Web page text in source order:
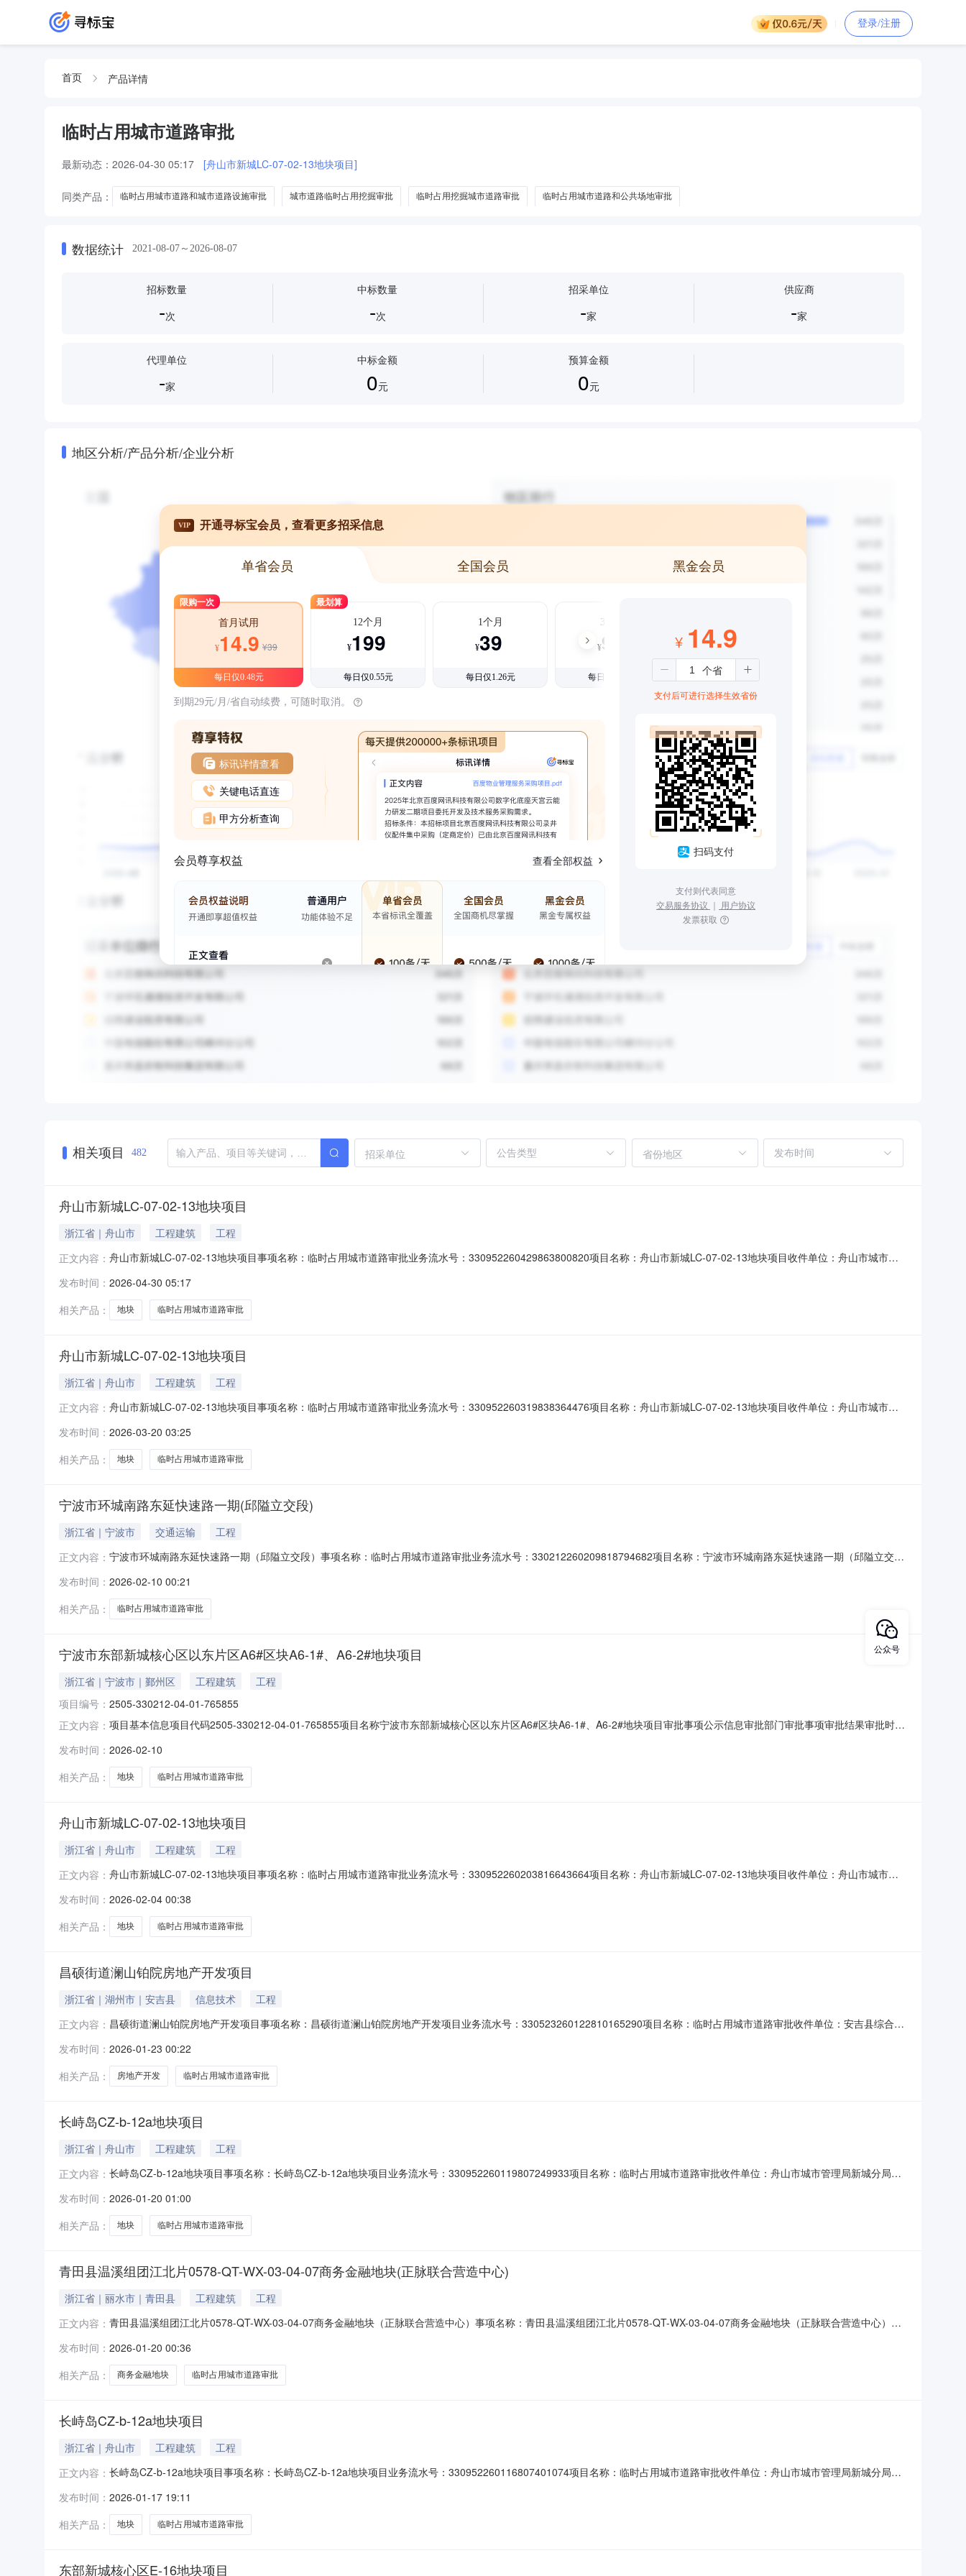
登录/注册
首页 产品详情
临时占用城市道路审批
最新动态： 2026-04-30 05:17 [舟山市新城LC-07-02-13地块项目]
同类产品： 临时占用城市道路和城市道路设施审批 城市道路临时占用挖掘审批 临时占用挖掘城市道路审批 临时占用城市道路和公共场地审批
数据统计 2021-08-07～2026-08-07
招标数量
-次
中标数量
-次
招采单位
-家
供应商
-家
代理单位
-家
中标金额
0元
预算金额
0元
地区分析/产品分析/企业分析
VIP 开通寻标宝会员，查看更多招采信息
单省会员 全国会员 黑金会员
限购一次
首月试用
¥14.9 ¥39
每日仅0.48元
最划算
12个月
¥199
每日仅0.55元
1个月
¥39
每日仅1.26元
3个月
¥99
每日仅1.08元
到期29元/月/省自动续费，可随时取消。
标讯详情查看
关键电话直连
甲方分析查询
会员尊享权益 查看全部权益
¥ 14.9
支付后可进行选择生效省份
扫码支付
支付则代表同意
交易服务协议 ｜ 用户协议
发票获取
相关项目 482 招采单位 省份地区
舟山市新城LC-07-02-13地块项目
浙江省｜舟山市 工程建筑
工程
正文内容： 舟山市新城LC-07-02-13地块项目事项名称：临时占用城市道路审批业务流水号：330952260429863800820项目名称：舟山市新城LC-07-02-13地块项目收件单位：舟山市城市管
发布时间： 2026-04-30 05:17
相关产品：
地块 临时占用城市道路审批
舟山市新城LC-07-02-13地块项目
浙江省｜舟山市 工程建筑
工程
正文内容： 舟山市新城LC-07-02-13地块项目事项名称：临时占用城市道路审批业务流水号：330952260319838364476项目名称：舟山市新城LC-07-02-13地块项目收件单位：舟山市城市管
发布时间： 2026-03-20 03:25
相关产品：
地块 临时占用城市道路审批
宁波市环城南路东延快速路一期(邱隘立交段)
浙江省｜宁波市 交通运输
工程
正文内容： 宁波市环城南路东延快速路一期（邱隘立交段）事项名称：临时占用城市道路审批业务流水号：330212260209818794682项目名称：宁波市环城南路东延快速路一期（邱隘立交
发布时间： 2026-02-10 00:21
相关产品：
临时占用城市道路审批
宁波市东部新城核心区以东片区A6#区块A6-1#、A6-2#地块项目
浙江省｜宁波市｜鄞州区 工程建筑
工程
项目编号： 2505-330212-04-01-765855
正文内容： 项目基本信息项目代码2505-330212-04-01-765855项目名称宁波市东部新城核心区以东片区A6#区块A6-1#、A6-2#地块项目审批事项公示信息审批部门审批事项审批结果审批时间
审批部门审批事项审批结果审批时间审批文号宁波市自然资源和规划局鄞州分局建设工程（含临时建设）规划许可证核发通过2025/1
发布时间： 2026-02-10
相关产品：
地块 临时占用城市道路审批
舟山市新城LC-07-02-13地块项目
浙江省｜舟山市 工程建筑
工程
正文内容： 舟山市新城LC-07-02-13地块项目事项名称：临时占用城市道路审批业务流水号：330952260203816643664项目名称：舟山市新城LC-07-02-13地块项目收件单位：舟山市城市管
发布时间： 2026-02-04 00:38
相关产品：
地块 临时占用城市道路审批
昌硕街道澜山铂院房地产开发项目
浙江省｜湖州市｜安吉县 信息技术
工程
正文内容： 昌硕街道澜山铂院房地产开发项目事项名称：昌硕街道澜山铂院房地产开发项目业务流水号：330523260122810165290项目名称：临时占用城市道路审批收件单位：安吉县综合行
发布时间： 2026-01-23 00:22
相关产品：
房地产开发 临时占用城市道路审批
长峙岛CZ-b-12a地块项目
浙江省｜舟山市 工程建筑
工程
正文内容： 长峙岛CZ-b-12a地块项目事项名称：长峙岛CZ-b-12a地块项目业务流水号：330952260119807249933项目名称：临时占用城市道路审批收件单位：舟山市城市管理局新城分局申
发布时间： 2026-01-20 01:00
相关产品：
地块 临时占用城市道路审批
青田县温溪组团江北片0578-QT-WX-03-04-07商务金融地块(正脉联合营造中心)
浙江省｜丽水市｜青田县 工程建筑
工程
正文内容： 青田县温溪组团江北片0578-QT-WX-03-04-07商务金融地块（正脉联合营造中心）事项名称：青田县温溪组团江北片0578-QT-WX-03-04-07商务金融地块（正脉联合营造中心）业
1909:51:11当前办理状态：办结|准予许可
发布时间： 2026-01-20 00:36
相关产品：
商务金融地块 临时占用城市道路审批
长峙岛CZ-b-12a地块项目
浙江省｜舟山市 工程建筑
工程
正文内容： 长峙岛CZ-b-12a地块项目事项名称：长峙岛CZ-b-12a地块项目业务流水号：330952260116807401074项目名称：临时占用城市道路审批收件单位：舟山市城市管理局新城分局申
发布时间： 2026-01-17 19:11
相关产品：
地块 临时占用城市道路审批
东部新城核心区E-16地块项目
公众号